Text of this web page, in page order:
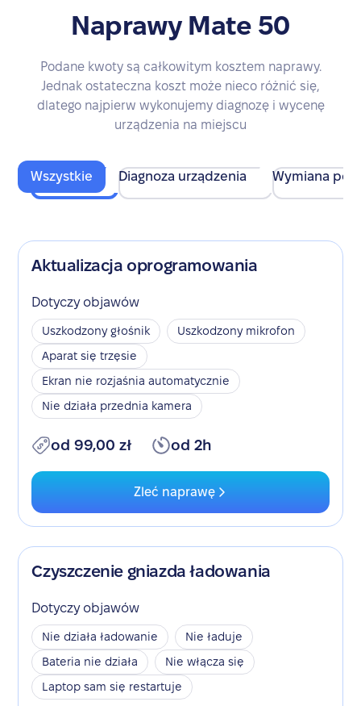
Naprawy Mate 50
Podane kwoty są całkowitym kosztem naprawy.
Jednak ostateczna koszt może nieco różnić się,
dlatego najpierw wykonujemy diagnozę i wycenę
urządzenia na miejscu
Wszystkie Diagnoza urządzenia Wymiana
Aktualizacja oprogramowania
Dotyczy objawów
Uszkodzony głośnik
Uszkodzony mikrofon
Aparat się trzęsie
Ekran nie rozjaśnia automatycznie
Nie działa przednia kamera
od 99,00 zł od 2h
Zleć naprawę
Czyszczenie gniazda ładowania
Dotyczy objawów
Nie działa ładowanie
Nie ładuje
Bateria nie działa
Nie włącza się
Laptop sam się restartuje